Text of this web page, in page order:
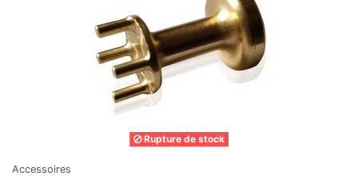
Rupture de stock
Accessoires